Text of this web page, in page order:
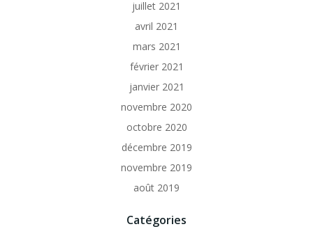
juillet 2021
avril 2021
mars 2021
février 2021
janvier 2021
novembre 2020
octobre 2020
décembre 2019
novembre 2019
août 2019
Catégories